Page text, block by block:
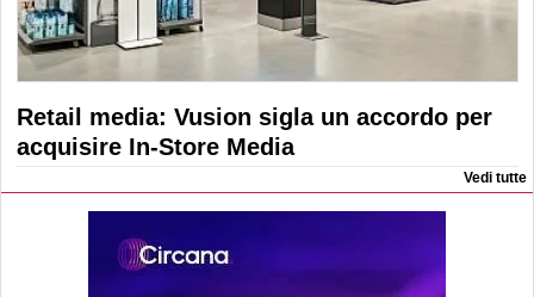
Retail media: Vusion sigla un accordo per
acquisire In-Store Media
Vedi tutte